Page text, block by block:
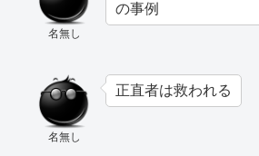
名無し
の事例
名無し
正直者は救われる